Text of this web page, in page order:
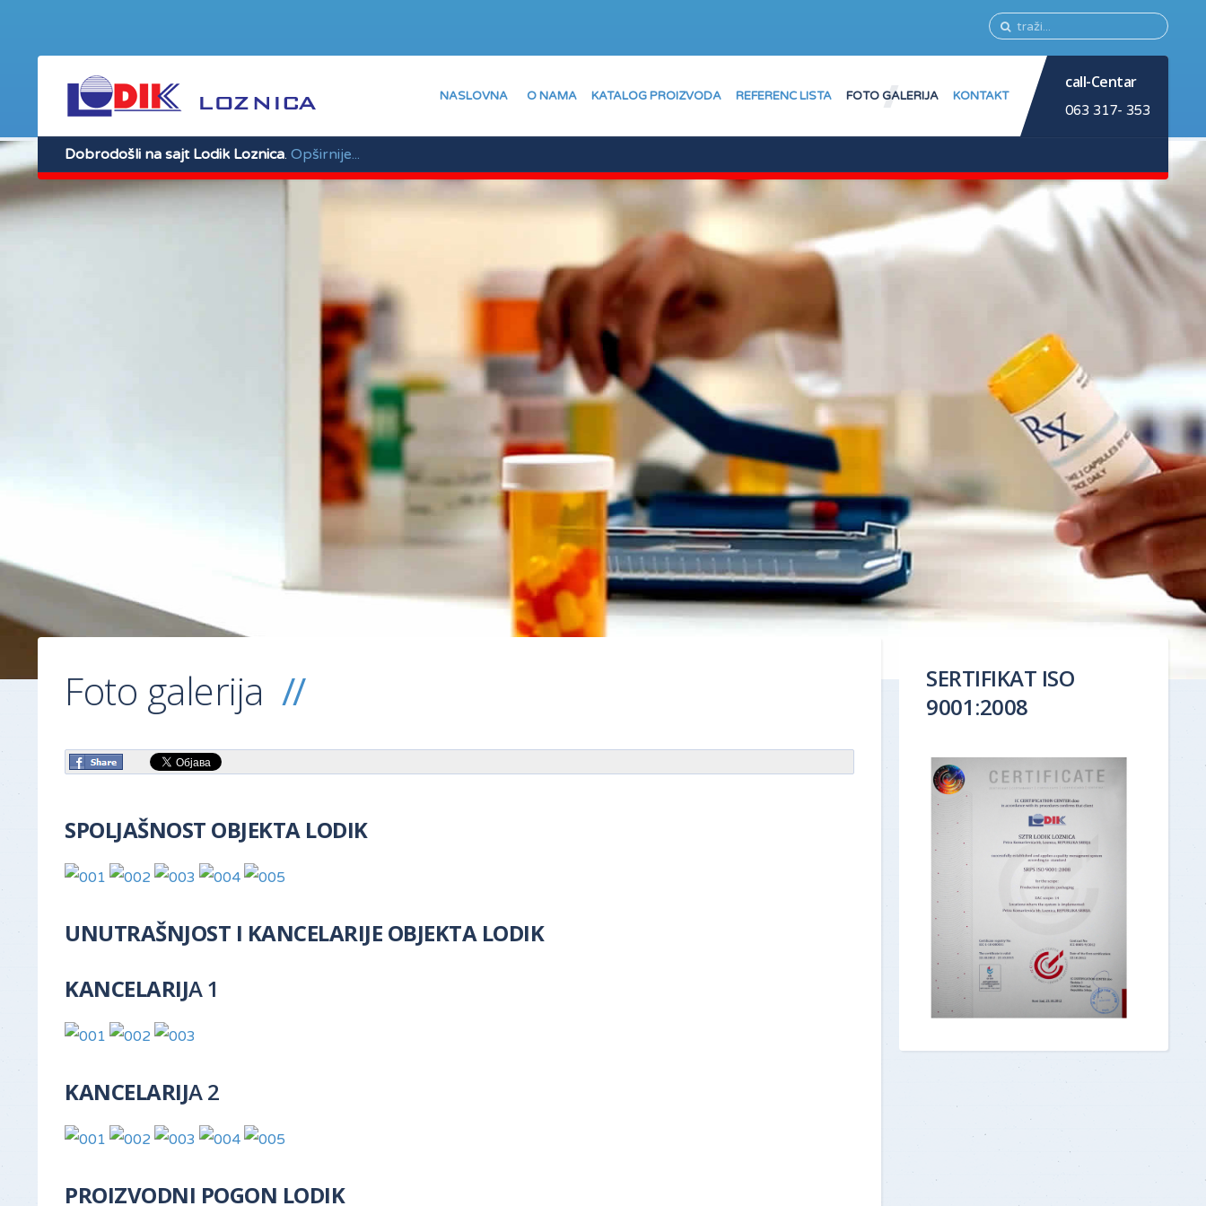
NASLOVNA O NAMA KATALOG PROIZVODA REFERENC LISTA FOTO GALERIJA KONTAKT
call-Centar
063 317- 353
Dobrodošli na sajt Lodik Loznica. Opširnije...
Foto galerija
SPOLJAŠNOST OBJEKTA LODIK
UNUTRAŠNJOST I KANCELARIJE OBJEKTA LODIK
KANCELARIJA 1
KANCELARIJA 2
PROIZVODNI POGON LODIK
SERTIFIKAT ISO
9001:2008